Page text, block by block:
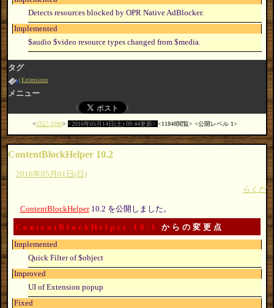
Detects resources blocked by OPR Native AdBlocker.
Implemented
$audio $video resource types changed from $media.
タグ
Extensions
メニュー
日記:3396 2016年05月14日(土) 09:44更新 11848閲覧 公開レベル 1
ContentBlockHelper 10.2
2016年05月01日(日)
らくだ
ContentBlockHelper10.2 を公開しました。
ContentBlockHelper 10.1
からの変更点
Implemented
Quick Filter of $object
Improved
UI of Extension popup
Fixed